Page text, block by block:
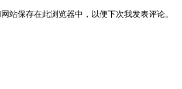
站保存在此浏览器中，以便下次我发表评论。